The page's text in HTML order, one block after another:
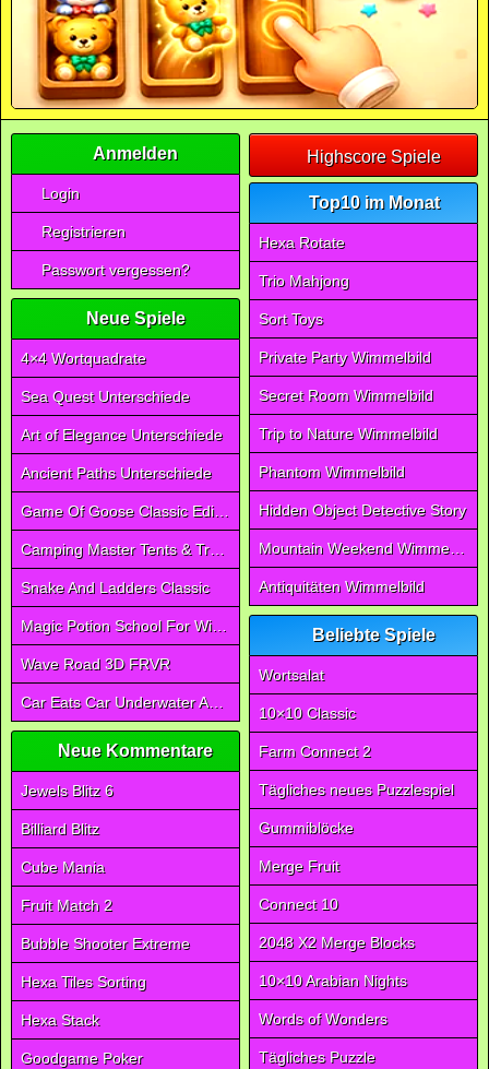
Anmelden
Login
Registrieren
Passwort vergessen?
Neue Spiele
4×4 Wortquadrate
Sea Quest Unterschiede
Art of Elegance Unterschiede
Ancient Paths Unterschiede
Game Of Goose Classic Edition
Camping Master Tents & Trees
Snake And Ladders Classic
Magic Potion School For Witch
Wave Road 3D FRVR
Car Eats Car Underwater Adventure FRVR
Neue Kommentare
Jewels Blitz 6
Billiard Blitz
Cube Mania
Fruit Match 2
Bubble Shooter Extreme
Hexa Tiles Sorting
Hexa Stack
Goodgame Poker
Highscore Spiele
Top10 im Monat
Hexa Rotate
Trio Mahjong
Sort Toys
Private Party Wimmelbild
Secret Room Wimmelbild
Trip to Nature Wimmelbild
Phantom Wimmelbild
Hidden Object Detective Story
Mountain Weekend Wimmelbild
Antiquitäten Wimmelbild
Beliebte Spiele
Wortsalat
10×10 Classic
Farm Connect 2
Tägliches neues Puzzlespiel
Gummiblöcke
Merge Fruit
Connect 10
2048 X2 Merge Blocks
10×10 Arabian Nights
Words of Wonders
Tägliches Puzzle